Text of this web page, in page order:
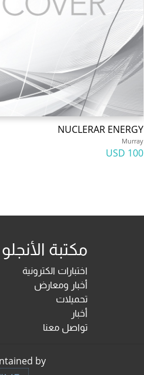
NUCLERAR ENERGY
Murray
100 USD
مكتبة
اختبارات الكترونية
أخبار ومعارض
تحميلات
أخبار
تواصل معنا
by